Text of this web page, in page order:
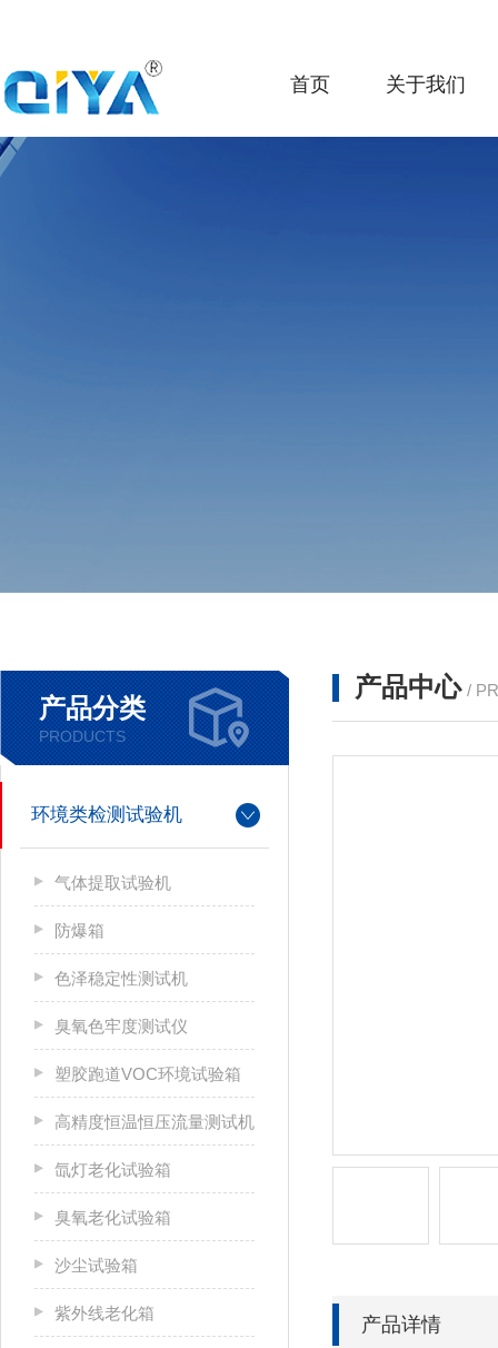
首页 关于我们
产品分类
PRODUCTS
环境类检测试验机
气体提取试验机
防爆箱
色泽稳定性测试机
臭氧色牢度测试仪
塑胶跑道VOC环境试验箱
高精度恒温恒压流量测试机
氙灯老化试验箱
臭氧老化试验箱
沙尘试验箱
紫外线老化箱
产品中心 /
产品详情